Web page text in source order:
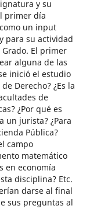
y su
primer día
un input
para su actividad
El primer
alguna de las
inició el estudio
Derecho? ¿Es la
de
¿Por qué es
un jurista? ¿Para
Pública?
campo
matemático
en economía
disciplina? Etc.
darse al final
sus preguntas al